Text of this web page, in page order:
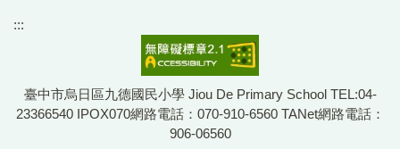
:::
臺中市烏日區九德國民小學 Jiou De Primary School TEL:04-
23366540 IPOX070網路電話：070-910-6560 TANet網路電話：
906-06560